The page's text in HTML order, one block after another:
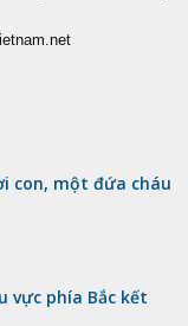
con, một đứa cháu
vực phía Bắc kết